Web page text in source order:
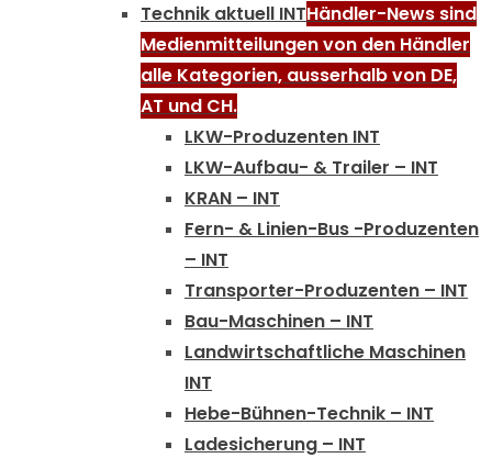
Technik aktuell INTHändler-News sind
Medienmitteilungen von den Händler
alle Kategorien, ausserhalb von DE,
AT und CH.
LKW-Produzenten INT
LKW-Aufbau- & Trailer – INT
KRAN – INT
Fern- & Linien-Bus -Produzenten
– INT
Transporter-Produzenten – INT
Bau-Maschinen – INT
Landwirtschaftliche Maschinen
INT
Hebe-Bühnen-Technik – INT
Ladesicherung – INT